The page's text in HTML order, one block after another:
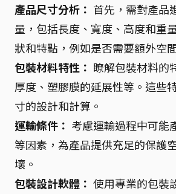
產品尺寸分析： 首先，需對產品
量，包括長度、寬度、高度和重
狀和特點，例如是否需要額外空
包裝材料特性： 瞭解包裝材料的
厚度、塑膠膜的延展性等。這些
寸的設計和計算。
運輸條件： 考慮運輸過程中可能
等因素，為產品提供充足的保護
壞。
包裝設計軟體： 使用專業的包裝